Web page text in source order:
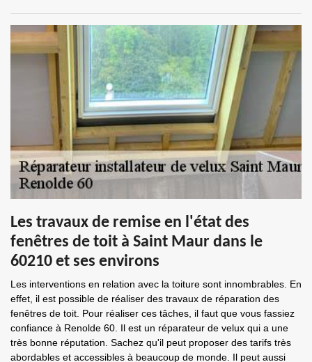
Les travaux de remise en l'état des
fenêtres de toit à Saint Maur dans le
60210 et ses environs
Les interventions en relation avec la toiture sont innombrables. En
effet, il est possible de réaliser des travaux de réparation des
fenêtres de toit. Pour réaliser ces tâches, il faut que vous fassiez
confiance à Renolde 60. Il est un réparateur de velux qui a une
très bonne réputation. Sachez qu'il peut proposer des tarifs très
abordables et accessibles à beaucoup de monde. Il peut aussi